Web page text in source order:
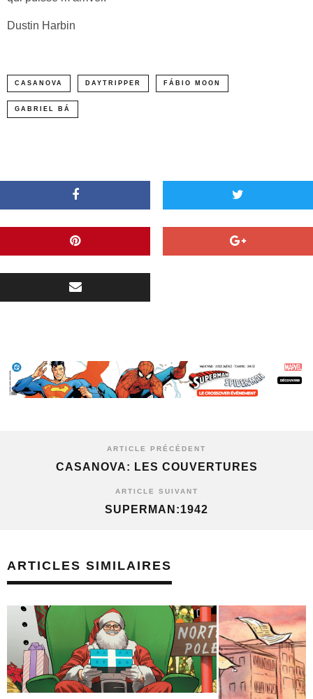
Dustin Harbin
CASANOVA DAYTRIPPER FÁBIO MOON
GABRIEL BÁ
ARTICLE PRÉCÉDENT
CASANOVA: LES COUVERTURES
ARTICLE SUIVANT
SUPERMAN:1942
ARTICLES SIMILAIRES